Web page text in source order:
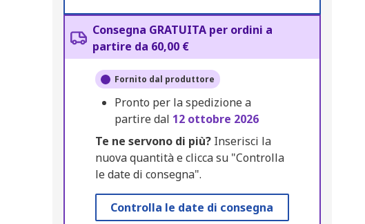
Consegna GRATUITA per ordini a
partire da 60,00 €
Fornito dal produttore
Pronto per la spedizione a
partire dal 12 ottobre 2026
Te ne servono di più?Inserisci la
nuova quantità e clicca su "Controlla
le date di consegna".
Controlla le date di consegna